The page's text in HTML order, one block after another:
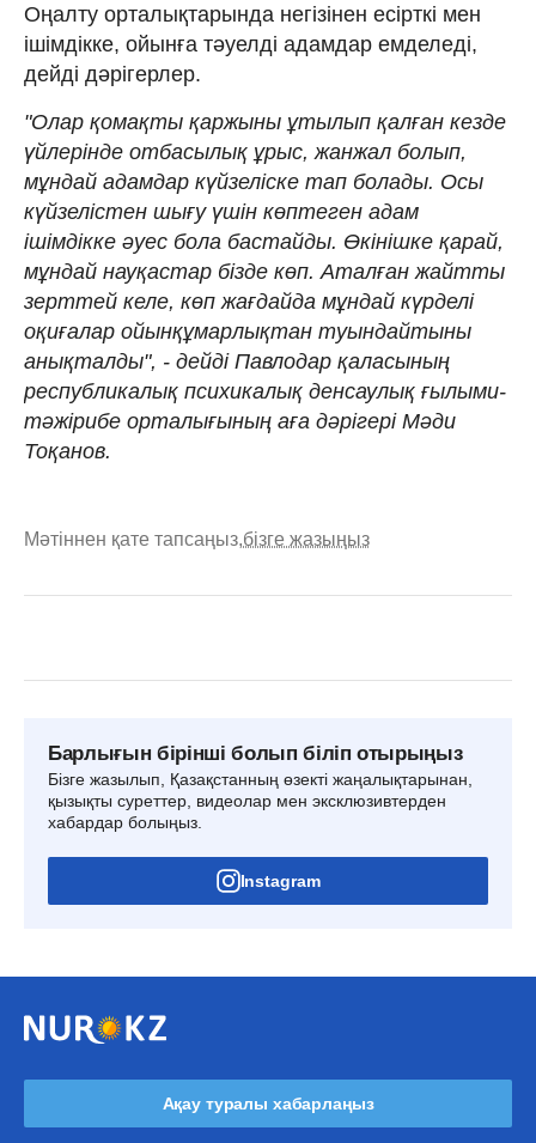
Оңалту орталықтарында негізінен есірткі мен
ішімдікке, ойынға тәуелді адамдар емделеді,
дейді дәрігерлер.
"Олар қомақты қаржыны ұтылып қалған кезде
үйлерінде отбасылық ұрыс, жанжал болып,
мұндай адамдар күйзеліске тап болады. Осы
күйзелістен шығу үшін көптеген адам
ішімдікке әуес бола бастайды. Өкінішке қарай,
мұндай науқастар бізде көп. Аталған жайтты
зерттей келе, көп жағдайда мұндай күрделі
оқиғалар ойынқұмарлықтан туындайтыны
анықталды", - дейді Павлодар қаласының
республикалық психикалық денсаулық ғылыми-
тәжірибе орталығының аға дәрігері Мәди
Тоқанов.
Мәтіннен қате тапсаңыз,бізге жазыңыз
Барлығын бірінші болып біліп отырыңыз
Бізге жазылып, Қазақстанның өзекті жаңалықтарынан,
қызықты суреттер, видеолар мен эксклюзивтерден
хабардар болыңыз.
Instagram
Ақау туралы хабарлаңыз